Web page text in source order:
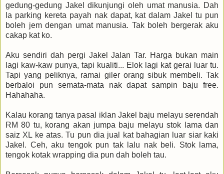
gedung-gedung Jakel dikunjungi oleh umat manusia. Dah
la parking kereta payah nak dapat, kat dalam Jakel tu pun
boleh jem dengan umat manusia. Tak boleh bergerak aku
cakap kat ko.
Aku sendiri dah pergi Jakel Jalan Tar. Harga bukan main
lagi kaw-kaw punya, tapi kualiti... Elok lagi kat gerai luar tu.
Tapi yang peliknya, ramai giler orang sibuk membeli. Tak
berbaloi pun semata-mata nak dapat sampin baju free.
Hahahaha.
Kalau korang tanya pasal iklan Jakel baju melayu serendah
RM 80 tu, korang akan jumpa baju melayu stok lama dan
saiz XL ke atas. Tu pun dia jual kat bahagian luar siar kaki
Jakel. Ceh, aku tengok pun tak lalu nak beli. Stok lama,
tengok kotak wrapping dia pun dah boleh tau.